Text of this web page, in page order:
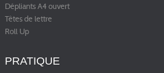
Dépliants A4 ouvert
Têtes de lettre
Roll Up
PRATIQUE